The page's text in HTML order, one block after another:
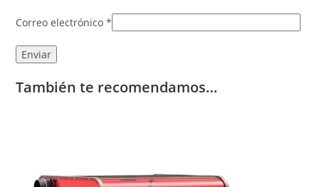
Correo electrónico*
También te recomendamos…